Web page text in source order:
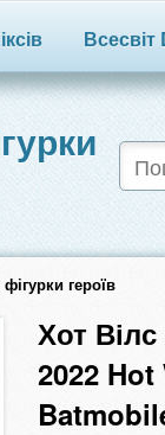
Всесвіт
героїв
Хот
2022 Hot